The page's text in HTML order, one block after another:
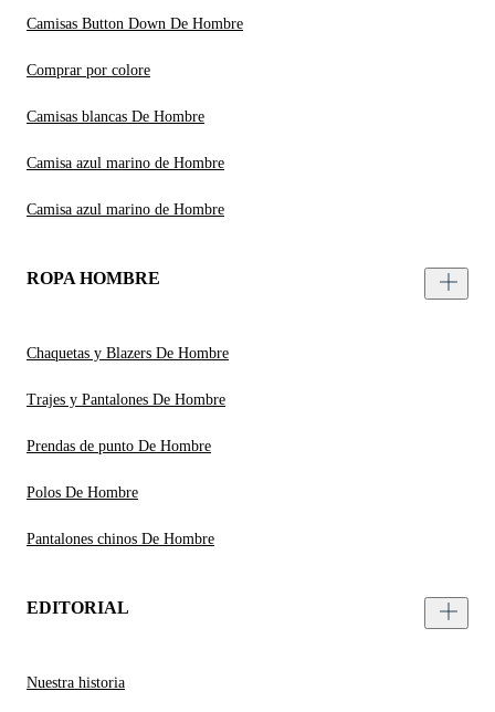
Camisas Button Down De Hombre
Comprar por colore
Camisas blancas De Hombre
Camisa azul marino de Hombre
Camisa azul marino de Hombre
ROPA HOMBRE
Chaquetas y Blazers De Hombre
Trajes y Pantalones De Hombre
Prendas de punto De Hombre
Polos De Hombre
Pantalones chinos De Hombre
EDITORIAL
Nuestra historia